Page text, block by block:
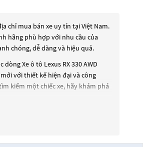
chỉ mua bán xe uy tín tại Việt Nam.
hãng phù hợp với nhu cầu của
chóng, dễ dàng và hiệu quả.
dòngXe ô tô Lexus RX 330 AWD
với thiết kế hiện đại và công
kiếm một chiếc xe, hãy khám phá